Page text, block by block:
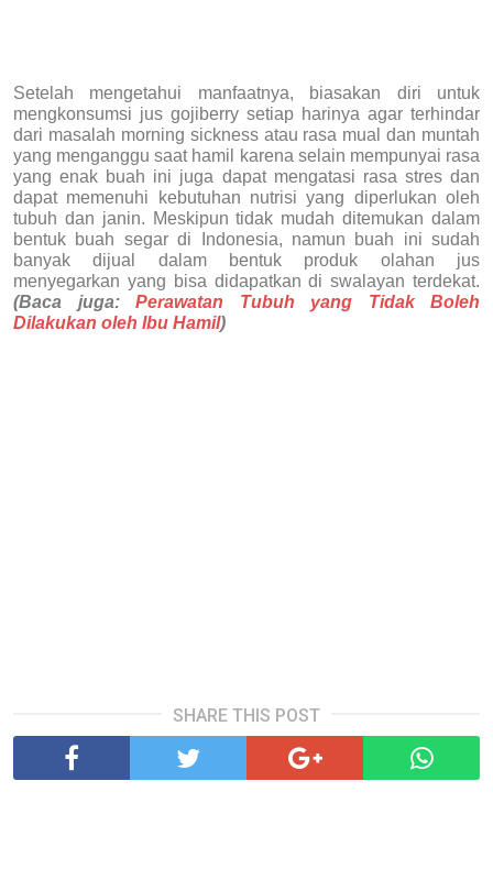
Setelah mengetahui manfaatnya, biasakan diri untuk
mengkonsumsi jus gojiberry setiap harinya agar terhindar
dari masalah morning sickness atau rasa mual dan muntah
yang menganggu saat hamil karena selain mempunyai rasa
yang enak buah ini juga dapat mengatasi rasa stres dan
dapat memenuhi kebutuhan nutrisi yang diperlukan oleh
tubuh dan janin. Meskipun tidak mudah ditemukan dalam
bentuk buah segar di Indonesia, namun buah ini sudah
banyak dijual dalam bentuk produk olahan jus
menyegarkan yang bisa didapatkan di swalayan terdekat.
(Baca juga: Perawatan Tubuh yang Tidak Boleh
Dilakukan oleh Ibu Hamil)
SHARE THIS POST